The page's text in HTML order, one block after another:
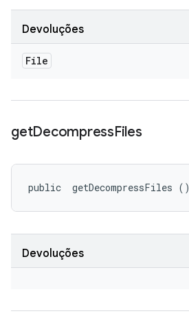
Devoluções
File
getDecompressFiles
public getDecompressFiles ()
Devoluções